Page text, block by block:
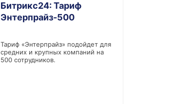
Битрикс24: Тариф
Энтерпрайз-500
Тариф «Энтерпрайз» подойдет для
средних и крупных компаний на
500 сотрудников.